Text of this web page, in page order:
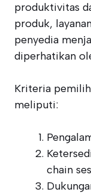
produktivitas
produk,
penyedia
diperhatikan
Kriteria
meliputi:
chain